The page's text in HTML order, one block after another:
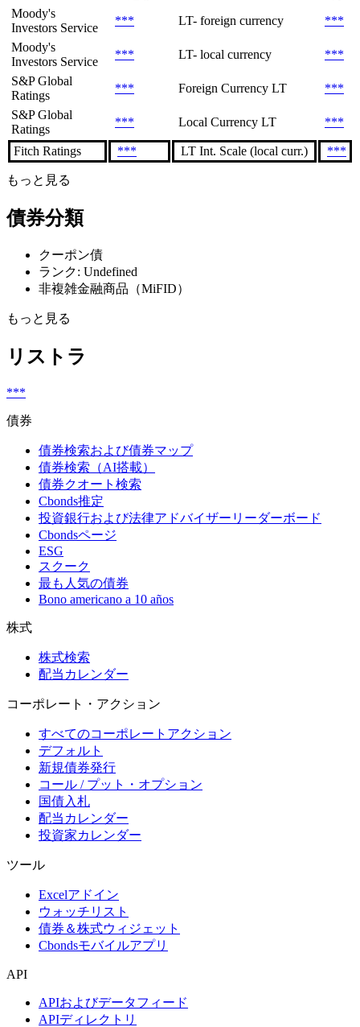
Moody's
Investors Service
*** LT- foreign currency
***
Moody's
Investors Service
*** LT- local currency
***
S&P Global
Ratings
*** Foreign Currency LT
***
S&P Global
Ratings
*** Local Currency LT ***
Fitch Ratings *** LT Int. Scale (local curr.) ***
もっと見る
債券分類
クーポン債
ランク: Undefined
非複雑金融商品（MiFID）
もっと見る
リストラ
***
債券
債券検索および債券マップ
債券検索（AI搭載）
債券クオート検索
Cbonds推定
投資銀行および法律アドバイザーリーダーボード
Cbondsページ
ESG
スクーク
最も人気の債券
Bono americano a 10 años
株式
株式検索
配当カレンダー
コーポレート・アクション
すべてのコーポレートアクション
デフォルト
新規債券発行
コール / プット・オプション
国債入札
配当カレンダー
投資家カレンダー
ツール
Excelアドイン
ウォッチリスト
債券＆株式ウィジェット
Cbondsモバイルアプリ
API
APIおよびデータフィード
APIディレクトリ